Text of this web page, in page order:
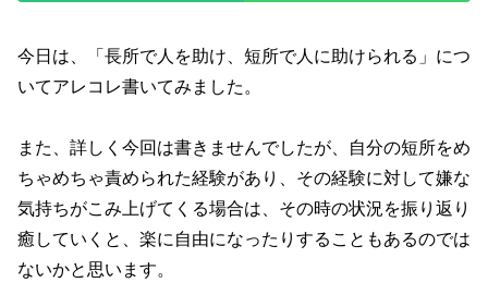
今日は、「長所で人を助け、短所で人に助けられる」につ
いてアレコレ書いてみました。
また、詳しく今回は書きませんでしたが、自分の短所をめ
ちゃめちゃ責められた経験があり、その経験に対して嫌な
気持ちがこみ上げてくる場合は、その時の状況を振り返り
癒していくと、楽に自由になったりすることもあるのでは
ないかと思います。